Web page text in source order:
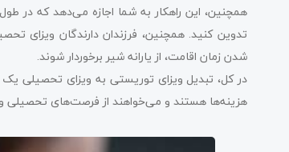
همچنین، این راهکار به شما اجازه می‌دهد که در
تدوین کنید. همچنین، فرزندان دارندگان ویزای
شدن زمان اقامت، از یارانه شیر برخوردار شوند.
در کل، تبدیل ویزای توریستی به ویزای تحصیلی
هزینه‌ها هستند و می‌خواهند از فرصت‌های تحصیلی و